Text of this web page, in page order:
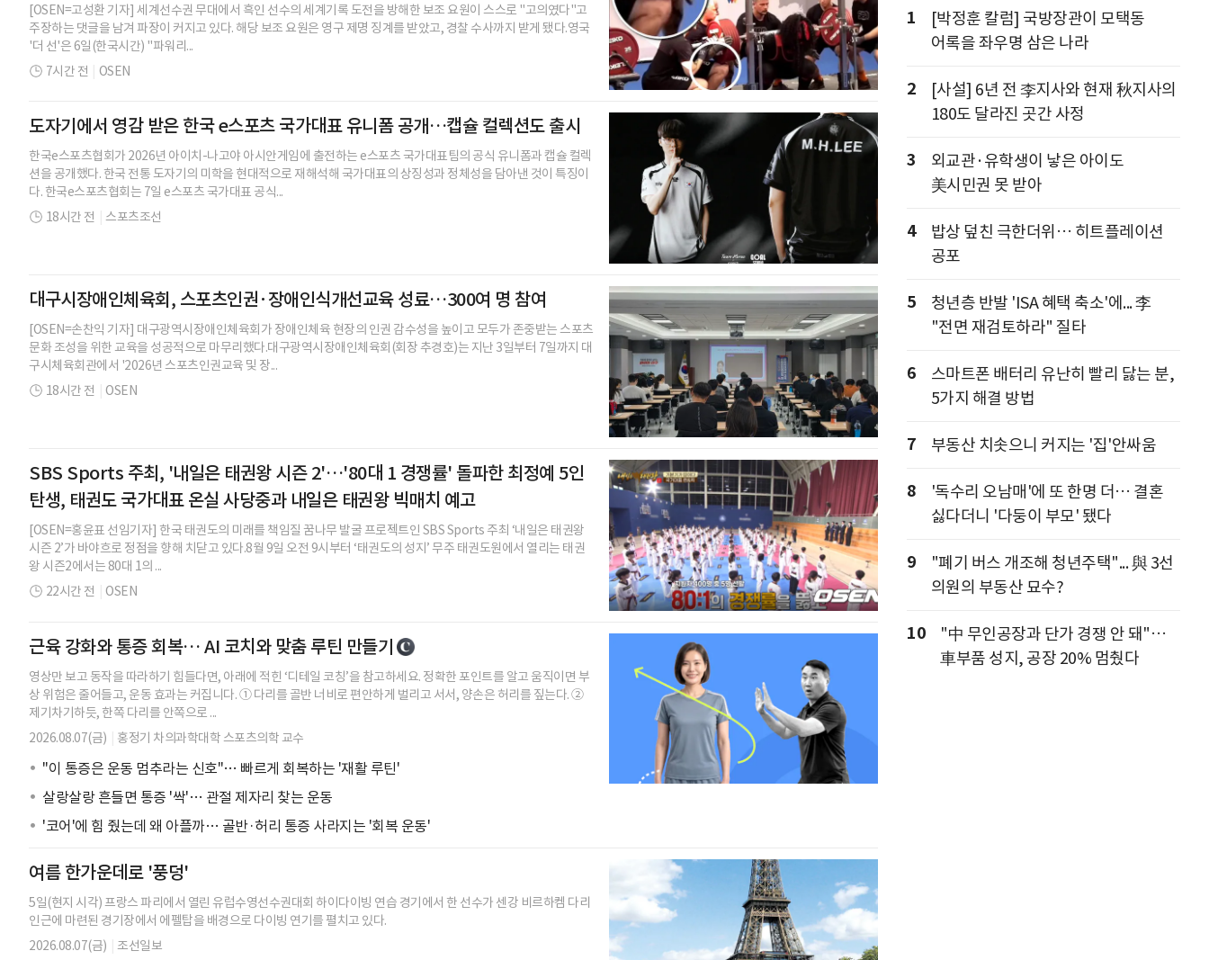
[OSEN=고성환 기자] 세계선수권 무대에서 흑인 선수의 세계기록 도전을 방해한 보조 요원이 스스로 "고의였다"고
주장하는 댓글을 남겨 파장이 커지고 있다. 해당 보조 요원은 영구 제명 징계를 받았고, 경찰 수사까지 받게 됐다.영국
'더 선'은 6일(한국시간) "파워리...
7시간 전
OSEN
도자기에서 영감 받은 한국 e스포츠 국가대표 유니폼 공개…캡슐 컬렉션도 출시
한국e스포츠협회가 2026년 아이치-나고야 아시안게임에 출전하는 e스포츠 국가대표팀의 공식 유니폼과 캡슐 컬렉
션을 공개했다. 한국 전통 도자기의 미학을 현대적으로 재해석해 국가대표의 상징성과 정체성을 담아낸 것이 특징이
다. 한국e스포츠협회는 7일 e스포츠 국가대표 공식...
18시간 전
스포츠조선
대구시장애인체육회, 스포츠인권·장애인식개선교육 성료…300여 명 참여
[OSEN=손찬익 기자] 대구광역시장애인체육회가 장애인체육 현장의 인권 감수성을 높이고 모두가 존중받는 스포츠
문화 조성을 위한 교육을 성공적으로 마무리했다.대구광역시장애인체육회(회장 추경호)는 지난 3일부터 7일까지 대
구시체육회관에서 '2026년 스포츠인권교육 및 장...
18시간 전
OSEN
SBS Sports 주최, '내일은 태권왕 시즌 2'…'80대 1 경쟁률' 돌파한 최정예 5인
탄생, 태권도 국가대표 온실 사당중과 내일은 태권왕 빅매치 예고
[OSEN=홍윤표 선임기자] 한국 태권도의 미래를 책임질 꿈나무 발굴 프로젝트인 SBS Sports 주최 ‘내일은 태권왕
시즌 2’가 바야흐로 정점을 향해 치닫고 있다.8월 9일 오전 9시부터 ‘태권도의 성지’ 무주 태권도원에서 열리는 태권
왕 시즌2에서는 80대 1의 ...
22시간 전
OSEN
근육 강화와 통증 회복… AI 코치와 맞춤 루틴 만들기
영상만 보고 동작을 따라하기 힘들다면, 아래에 적힌 ‘디테일 코칭’을 참고하세요. 정확한 포인트를 알고 움직이면 부
상 위험은 줄어들고, 운동 효과는 커집니다. ① 다리를 골반 너비로 편안하게 벌리고 서서, 양손은 허리를 짚는다. ②
제기차기하듯, 한쪽 다리를 안쪽으로 ...
2026.08.07(금)
홍정기 차의과학대학 스포츠의학 교수
"이 통증은 운동 멈추라는 신호"… 빠르게 회복하는 '재활 루틴'
살랑살랑 흔들면 통증 '싹'… 관절 제자리 찾는 운동
'코어'에 힘 줬는데 왜 아플까… 골반·허리 통증 사라지는 '회복 운동'
여름 한가운데로 '풍덩'
5일(현지 시각) 프랑스 파리에서 열린 유럽수영선수권대회 하이다이빙 연습 경기에서 한 선수가 센강 비르하켐 다리
인근에 마련된 경기장에서 에펠탑을 배경으로 다이빙 연기를 펼치고 있다.
2026.08.07(금)
조선일보
1
[박정훈 칼럼] 국방장관이 모택동
어록을 좌우명 삼은 나라
2
[사설] 6년 전 李지사와 현재 秋지사의
180도 달라진 곳간 사정
3
외교관·유학생이 낳은 아이도
美시민권 못 받아
4
밥상 덮친 극한더위… 히트플레이션
공포
5
청년층 반발 'ISA 혜택 축소'에... 李
"전면 재검토하라" 질타
6
스마트폰 배터리 유난히 빨리 닳는 분,
5가지 해결 방법
7 부동산 치솟으니 커지는 '집'안싸움
8
'독수리 오남매'에 또 한명 더… 결혼
싫다더니 '다둥이 부모' 됐다
9
"폐기 버스 개조해 청년주택"... 與 3선
의원의 부동산 묘수?
10
"中 무인공장과 단가 경쟁 안 돼"…
車부품 성지, 공장 20% 멈췄다